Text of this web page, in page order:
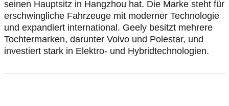
seinen Hauptsitz in Hangzhou hat. Die Marke steht für
erschwingliche Fahrzeuge mit moderner Technologie
und expandiert international. Geely besitzt mehrere
Tochtermarken, darunter Volvo und Polestar, und
investiert stark in Elektro- und Hybridtechnologien.